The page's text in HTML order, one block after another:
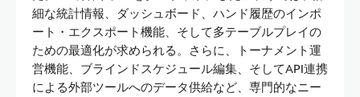
細な統計情報、ダッシュボード、ハンド履歴のインポ
ート・エクスポート機能、そして多テーブルプレイの
ための最適化が求められる。さらに、トーナメント運
営機能、ブラインドスケジュール編集、そしてAPI連携
による外部ツールへのデータ供給など、専門的なニー